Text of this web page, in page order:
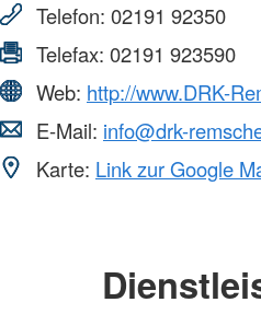
Telefon: 02191 92350
Telefax: 02191 923590
Web: http://www.DRK-
E-Mail: info@drk-
Karte: Link zur Google